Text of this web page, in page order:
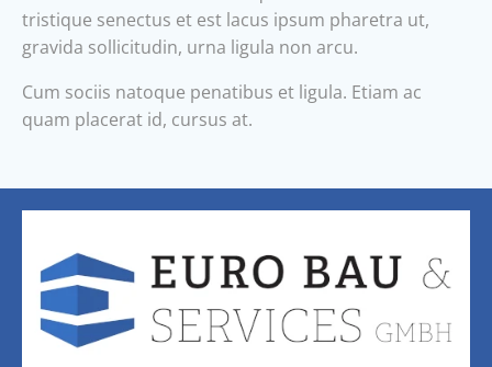
tristique senectus et est lacus ipsum pharetra ut,
gravida sollicitudin, urna ligula non arcu.
Cum sociis natoque penatibus et ligula. Etiam ac
quam placerat id, cursus at.